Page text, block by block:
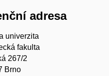
adresa
univerzita
fakulta
267/2
Brno